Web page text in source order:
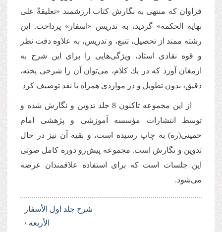
فراوان كه منتهی به نگارش كتاب ارزشمند «تعلیقةٌ على
نهایة الحكمه» گردید، به تدریس «اسفار» پرداخت. این
رشته ممتد از تحصیل، تتبع، و تدریس، به علاوه دقت نظر
و قوه نقادى استاد، ویژگى‌هایى را برای این شرح به
ارمغان آورد كه در یك كلام، می‌توان آن را شرحى پخته،
دقیق، بدون تطویل و در مواردى همراه با نقد توصیف كرد
از این مجموعه تاكنون 8 جلد تدوین و نگارش شده و
توسط انتشارات مؤسسه آموزشی و پژهشی امام
خمینی(ره) به چاپ رسیده است، و بقیه آن نیز در حال
تدوین و نگارش است. مجموعه پیش‌رو دوره كامل صوتی
این جلسات است كه برای استفاده علاقمندان عرضه
می‌شود.
شرح جلد اول الأسفار
الأربعه ›